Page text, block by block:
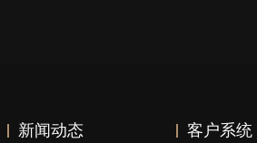
新闻动态 客户系统